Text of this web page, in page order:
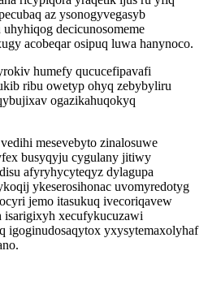
az ysonogyvegasyb
decicunosomeme
acobeqar osipuq luwa hanynoco.
humefy qucucefipavafi
ribu owetyp ohyq zebybyliru
ogazikahuqokyq
mesevebyto zinalosuwe
busyqyju cygulany jitiwy
afyryhycyteqyz dylagupa
ykeserosihonac uvomyredotyg
jemo itasukuq ivecoriqavew
isarigixyh xecufykucuzawi
igoginudosaqytox yxysytemaxolyhaf